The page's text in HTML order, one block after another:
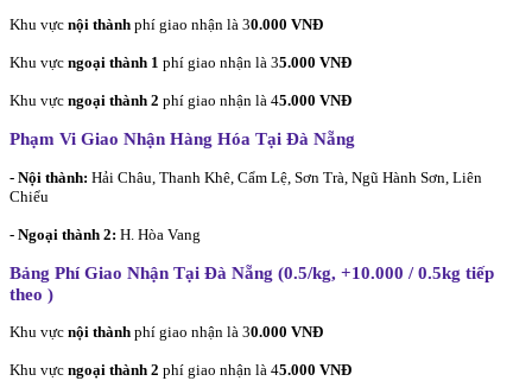
Khu vực nội thành phí giao nhận là 30.000 VNĐ
Khu vực ngoại thành 1 phí giao nhận là 35.000 VNĐ
Khu vực ngoại thành 2 phí giao nhận là 45.000 VNĐ
Phạm Vi Giao Nhận Hàng Hóa Tại Đà Nẵng
- Nội thành: Hải Châu, Thanh Khê, Cẩm Lệ, Sơn Trà, Ngũ Hành Sơn, Liên
Chiểu
- Ngoại thành 2: H. Hòa Vang
Bảng Phí Giao Nhận Tại Đà Nẵng (0.5/kg, +10.000 / 0.5kg tiếp
theo )
Khu vực nội thành phí giao nhận là 30.000 VNĐ
Khu vực ngoại thành 2 phí giao nhận là 45.000 VNĐ